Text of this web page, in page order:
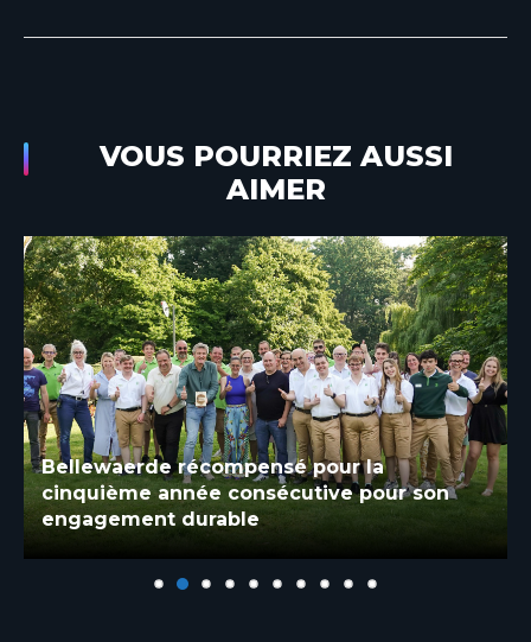
VOUS POURRIEZ AUSSI
AIMER
Bellewaerde récompensé pour la
cinquième année consécutive pour son
engagement durable